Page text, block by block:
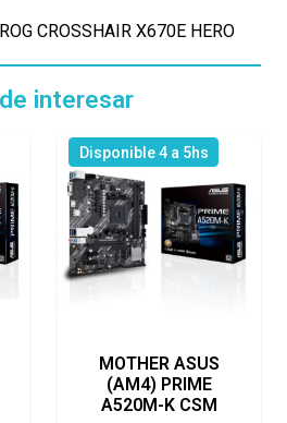
CROSSHAIR X670E HERO
interesar
Disponible 4 a 5hs
MOTHER ASUS
(AM4) PRIME
A520M-K CSM